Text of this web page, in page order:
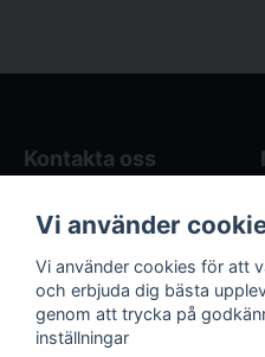
Kontakta oss
Butikens öppettider
Kontakta oss
Följ oss på sociala
medier!
Vi använder
Vi använder cookies för att
och erbjuda dig bästa
genom att trycka på
inställningar